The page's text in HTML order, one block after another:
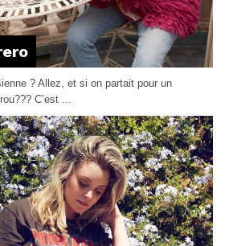
? Allez, et si on partait pour un
C’est ...